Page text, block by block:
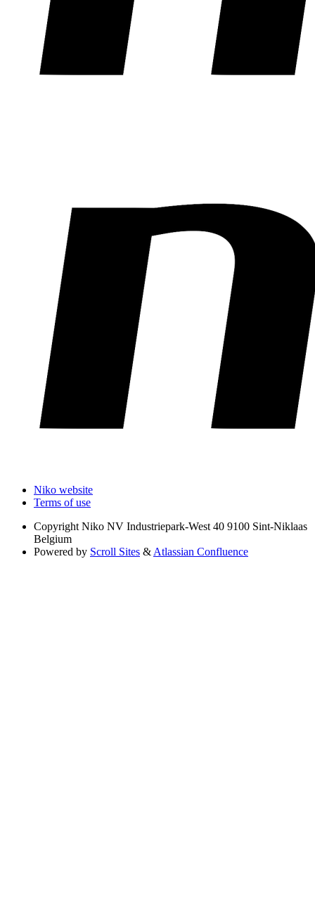
Niko website
Terms of use
Copyright Niko NV Industriepark-West 40 9100 Sint-Niklaas
Belgium
Powered by Scroll Sites & Atlassian Confluence